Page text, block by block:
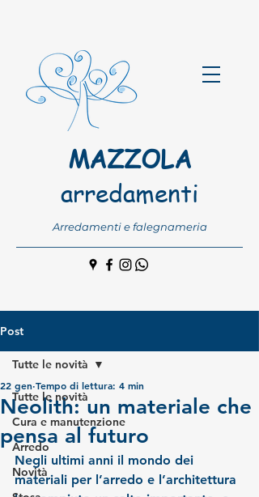
MAZZOLA
arredamenti
Arredamenti e falegnameria
Post
Tutte le novità
Cura e manutenzione
Arredo
Novità
Tutte le novità
Neolith: un materiale che
pensa al futuro
22 gen Tempo di lettura: 4 min
Negli ultimi anni il mondo dei
materiali per l’arredo e l’architettura